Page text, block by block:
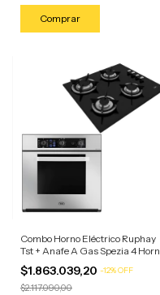
Combo Horno Eléctrico Ruphay
Tst + Anafe A Gas Spezia 4 Horn
Acero Inoxidable/anafe Negro
$1.863.039,20 -12%OFF
$2.117.090,00